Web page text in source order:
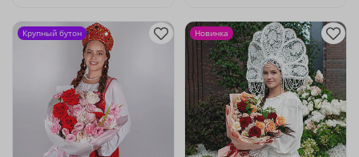
Крупный бутон Новинка